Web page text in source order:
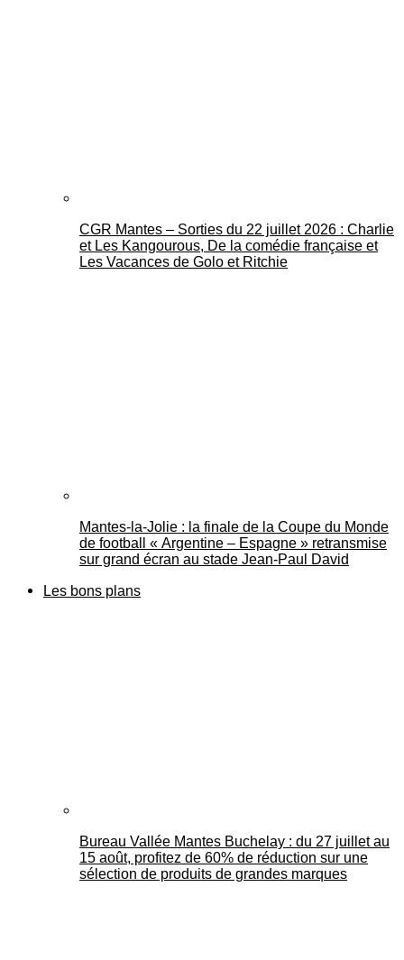
CGR Mantes – Sorties du 22 juillet 2026 : Charlie
et Les Kangourous, De la comédie française et
Les Vacances de Golo et Ritchie
Mantes-la-Jolie : la finale de la Coupe du Monde
de football « Argentine – Espagne » retransmise
sur grand écran au stade Jean-Paul David
Les bons plans
Bureau Vallée Mantes Buchelay : du 27 juillet au
15 août, profitez de 60% de réduction sur une
sélection de produits de grandes marques